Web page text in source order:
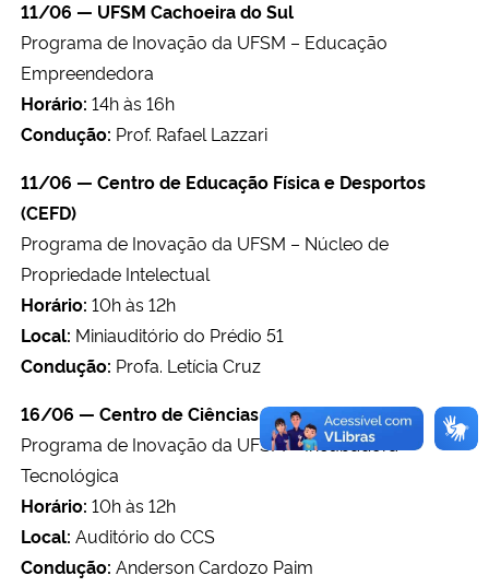
11/06 — UFSM Cachoeira do Sul
Programa de Inovação da UFSM – Educação
Empreendedora
Horário: 14h às 16h
Condução: Prof. Rafael Lazzari
11/06 — Centro de Educação Física e Desportos
(CEFD)
Programa de Inovação da UFSM – Núcleo de
Propriedade Intelectual
Horário: 10h às 12h
Local: Miniauditório do Prédio 51
Condução: Profa. Letícia Cruz
16/06 — Centro de Ciências da Saúde (CCS)
Programa de Inovação da UFSM – Incubadora
Tecnológica
Horário: 10h às 12h
Local: Auditório do CCS
Condução: Anderson Cardozo Paim